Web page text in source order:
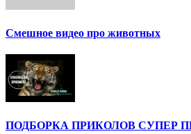
Смешное видео про животных
ПОДБОРКА ПРИКОЛОВ СУПЕР